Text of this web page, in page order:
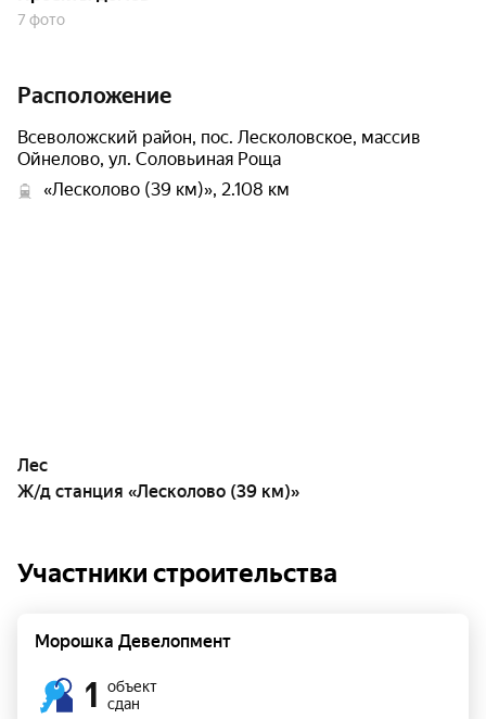
7 фото
Расположение
Всеволожский район, пос. Лесколовское, массив
Ойнелово, ул. Соловьиная Роща
«Лесколово (39 км)», 2.108 км
Лес
Ж/д станция «Лесколово (39 км)»
Участники строительства
Морошка Девелопмент
1
объект
сдан